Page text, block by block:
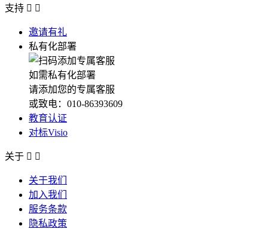
支持  
邀请有礼
私有化部署
如需私有化部署
请添加您的专属客服
或致电：010-86393609
教育认证
对标Visio
关于  
关于我们
加入我们
服务条款
隐私政策